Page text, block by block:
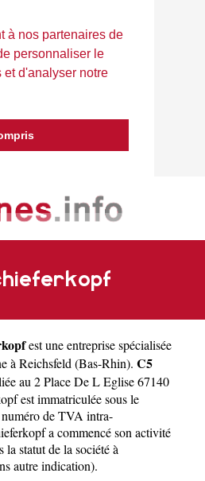
à nos partenaires de
personnaliser le
d'analyser notre
est uneentreprise spécialisée
à Reichsfeld (Bas-Rhin). C5
au 2 Place De L Eglise 67140
est immatriculée sous le
de TVA intra-
a commencé son activité
la statut de la société à
autre indication).